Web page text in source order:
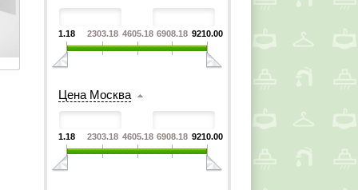
1.18 2303.18 4605.18 6908.18 9210.00
Цена Москва
1.18 2303.18 4605.18 6908.18 9210.00